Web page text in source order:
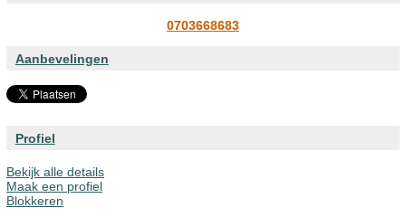
0703668683
Aanbevelingen
Profiel
Bekijk alle details
Maak een profiel
Blokkeren